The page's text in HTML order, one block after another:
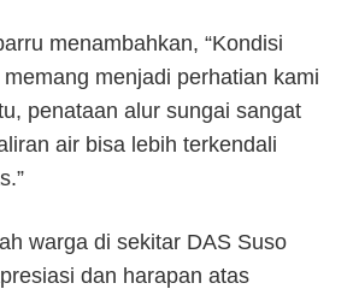
menambahkan, “Kondisi
menjadi perhatian kami
penataan alur sungai sangat
air bisa lebih terkendali
warga di sekitar DAS Suso
dan harapan atas